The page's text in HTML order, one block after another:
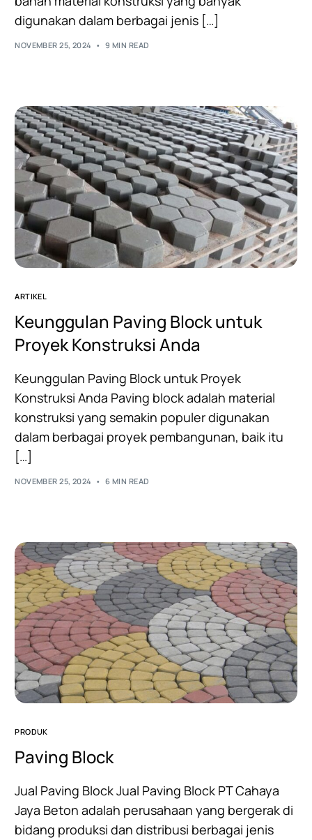
digunakan dalam berbagai jenis […]
NOVEMBER 25, 2024 9 MIN READ
ARTIKEL
Keunggulan Paving Block untuk
Proyek Konstruksi Anda
Keunggulan Paving Block untuk Proyek
Konstruksi Anda Paving block adalah material
konstruksi yang semakin populer digunakan
dalam berbagai proyek pembangunan, baik itu
[…]
NOVEMBER 25, 2024 6 MIN READ
PRODUK
Paving Block
Jual Paving Block Jual Paving Block PT Cahaya
Jaya Beton adalah perusahaan yang bergerak di
bidang produksi dan distribusi berbagai jenis